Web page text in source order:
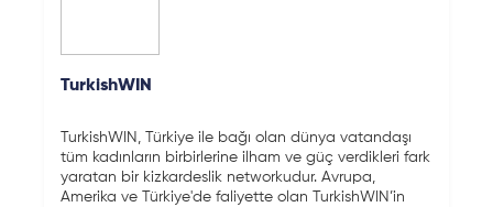
TurkishWIN
TurkishWIN, Türkiye ile bağı olan dünya vatandaşı
tüm kadınların birbirlerine ilham ve güç verdikleri fark
yaratan bir kizkardeslik networkudur. Avrupa,
Amerika ve Türkiye'de faliyette olan TurkishWIN’in